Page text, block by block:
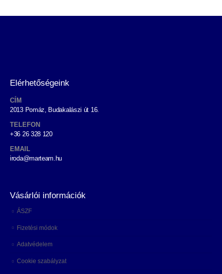
Elérhetőségeink
CÍM
2013 Pomáz, Budakalászi út 16.
TELEFON
+36 26 328 120
EMAIL
iroda@marteam.hu
Vásárlói információk
ÁSZF
Fizetési módok
Adatvédelem
Cookie szabályzat